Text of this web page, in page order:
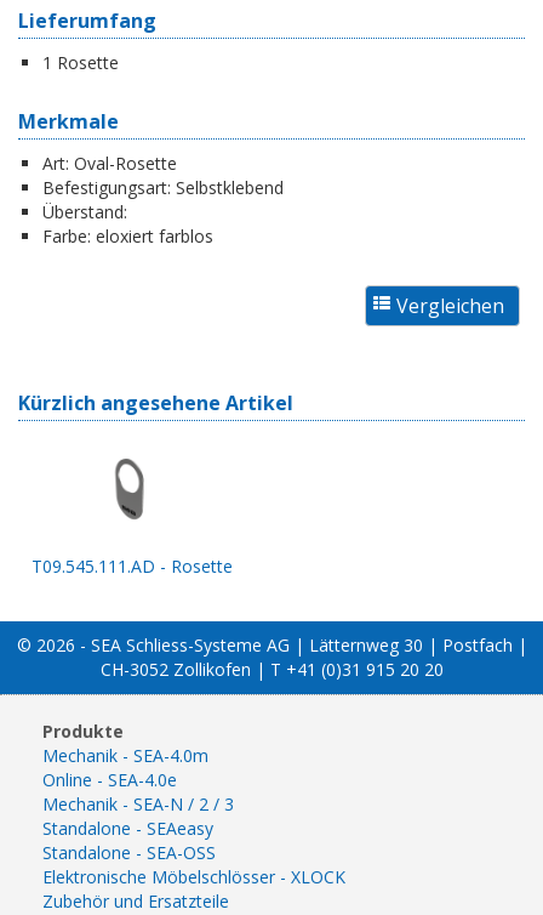
Lieferumfang
1 Rosette
Merkmale
Art: Oval-Rosette
Befestigungsart: Selbstklebend
Überstand:
Farbe: eloxiert farblos
Kürzlich angesehene Artikel
T09.545.111.AD - Rosette
© 2026 - SEA Schliess-Systeme AG | Lätternweg 30 | Postfach |
CH-3052 Zollikofen | T +41 (0)31 915 20 20
Produkte
Mechanik - SEA-4.0m
Online - SEA-4.0e
Mechanik - SEA-N / 2 / 3
Standalone - SEAeasy
Standalone - SEA-OSS
Elektronische Möbelschlösser - XLOCK
Zubehör und Ersatzteile